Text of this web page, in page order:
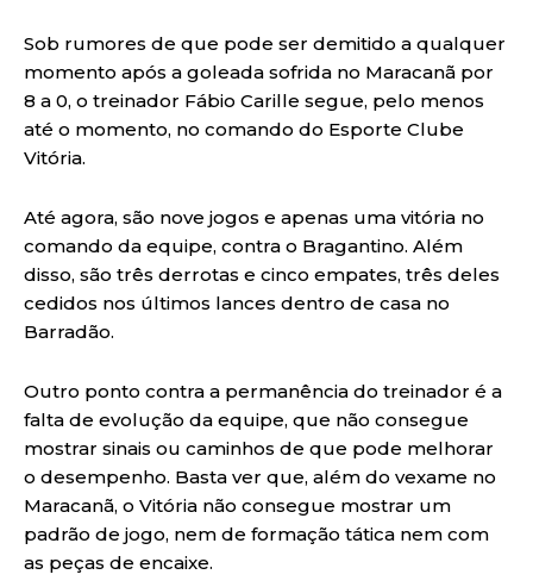
Sob rumores de que pode ser demitido a qualquer
momento após a goleada sofrida no Maracanã por
8 a 0, o treinador Fábio Carille segue, pelo menos
até o momento, no comando do Esporte Clube
Vitória.
Até agora, são nove jogos e apenas uma vitória no
comando da equipe, contra o Bragantino. Além
disso, são três derrotas e cinco empates, três deles
cedidos nos últimos lances dentro de casa no
Barradão.
Outro ponto contra a permanência do treinador é a
falta de evolução da equipe, que não consegue
mostrar sinais ou caminhos de que pode melhorar
o desempenho. Basta ver que, além do vexame no
Maracanã, o Vitória não consegue mostrar um
padrão de jogo, nem de formação tática nem com
as peças de encaixe.